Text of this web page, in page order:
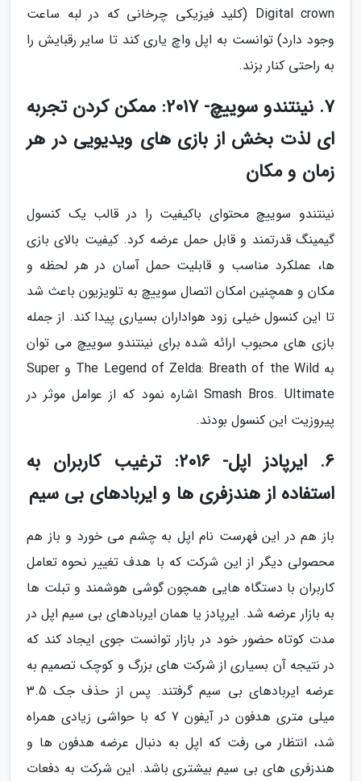
Digital crown (کلید فیزیکی چرخانی که در لبه ساعت
وجود دارد) توانست به اپل واچ یاری کند تا سایر رقبایش را
به راحتی کنار بزند.
7. نینتندو سوییچ- 2017: ممکن کردن تجربه
ای لذت بخش از بازی های ویدیویی در هر
زمان و مکان
نینتندو سوییچ محتوای باکیفیت را در قالب یک کنسول
گیمینگ قدرتمند و قابل حمل عرضه کرد. کیفیت بالای بازی
ها، عملکرد مناسب و قابلیت حمل آسان در هر لحظه و
مکان و همچنین امکان اتصال سوییچ به تلویزیون باعث شد
تا این کنسول خیلی زود هواداران بسیاری پیدا کند. از جمله
بازی های محبوب ارائه شده برای نینتندو سوییچ می توان
به The Legend of Zelda: Breath of the Wild و Super
Smash Bros. Ultimate اشاره نمود که از عوامل موثر در
پیروزیت این کنسول بودند.
6. ایرپادز اپل- 2016: ترغیب کاربران به
استفاده از هندزفری ها و ایربادهای بی سیم
باز هم در این فهرست نام اپل به چشم می خورد و باز هم
محصولی دیگر از این شرکت که با هدف تغییر نحوه تعامل
کاربران با دستگاه هایی همچون گوشی هوشمند و تبلت ها
به بازار عرضه شد. ایرپادز یا همان ایربادهای بی سیم اپل در
مدت کوتاه حضور خود در بازار توانست جوی ایجاد کند که
در نتیجه آن بسیاری از شرکت های بزرگ و کوچک تصمیم به
عرضه ایربادهای بی سیم گرفتند. پس از حذف جک 3.5
میلی متری هدفون در آیفون 7 که با حواشی زیادی همراه
شد، انتظار می رفت که اپل به دنبال عرضه هدفون ها و
هندزفری های بی سیم بیشتری باشد. این شرکت به دفعات